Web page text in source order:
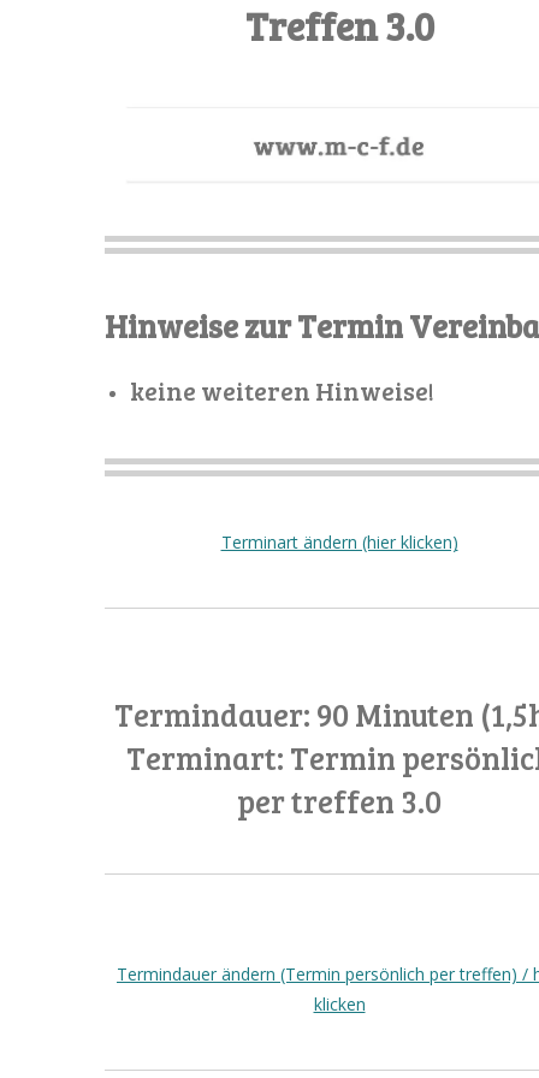
Treffen 3.0
Hinweise zur Termin
keine weiteren Hinweise!
Terminart ändern (hier klicken)
Termindauer: 90 Minuten
Terminart: Termin
per treffen 3.0
Termindauer ändern (Termin persönlich per treffen) /
klicken